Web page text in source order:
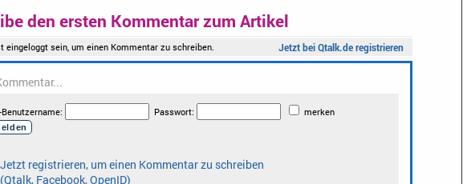
den ersten Kommentar zum Artikel